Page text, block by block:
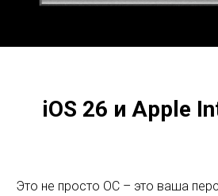
iOS 26 и Apple
Это не просто ОС – это ваша